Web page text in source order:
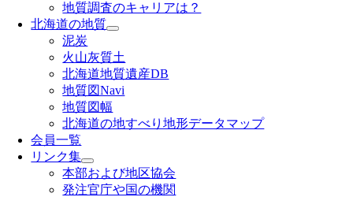
地質調査のキャリアは？
北海道の地質
泥炭
火山灰質土
北海道地質遺産DB
地質図Navi
地質図幅
北海道の地すべり地形データマップ
会員一覧
リンク集
本部および地区協会
発注官庁や国の機関